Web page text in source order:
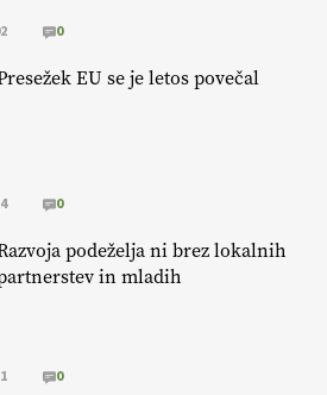
Ekološka reja kokoši skrbi za živali
jajca . VEČ
https://t.co/PX49GVsP1M
t.co/a1xatzEeid
0
EU se je letos povečal
0
podeželja ni brez lokalnih
in mladih
0